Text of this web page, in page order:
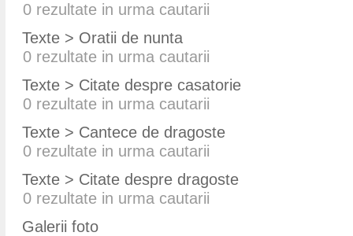
0 rezultate in urma cautarii
Texte > Oratii de nunta
0 rezultate in urma cautarii
Texte > Citate despre casatorie
0 rezultate in urma cautarii
Texte > Cantece de dragoste
0 rezultate in urma cautarii
Texte > Citate despre dragoste
0 rezultate in urma cautarii
Galerii foto